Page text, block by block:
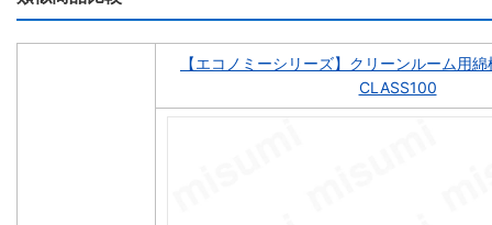
【エコノミーシリーズ】クリーンルーム用
CLASS100